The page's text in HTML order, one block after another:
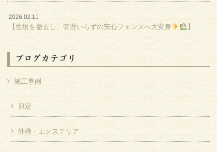
2026.02.11
【生垣を撤去し、管理いらずの安心フェンスへ大変身 】
ブログカテゴリ
施工事例
剪定
外構・エクステリア